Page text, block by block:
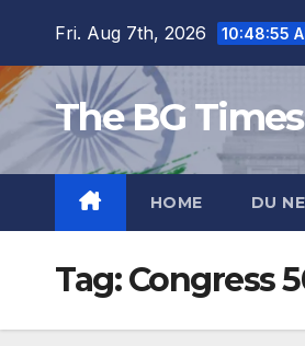
content
Fri. Aug 7th, 2026 10:48:56
The BG Times
HOME DU
Tag:Congress